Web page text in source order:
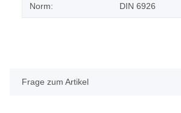
Norm: DIN 6926
Frage zum Artikel